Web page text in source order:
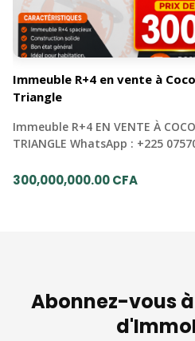
Immeuble R+4 en vente à
Triangle
Immeuble R+4 EN VENTE À
TRIANGLE WhatsApp : +225
300,000,000.00 CFA
Abonnez-vous